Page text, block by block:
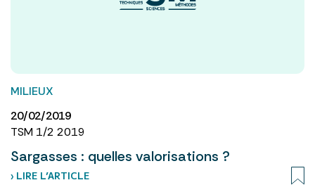
MILIEUX
20/02/2019
TSM 1/2 2019
Sargasses : quelles valorisations ?
› LIRE L’ARTICLE